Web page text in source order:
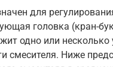
для
головка (кран-
одно или несколько
смесителя. Ниже